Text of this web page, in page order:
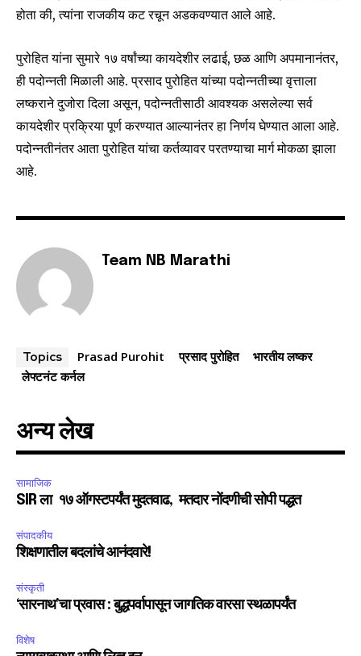
Join our community of
SUBSCRIBERS and be part of the
conversation.
To subscribe, simply enter your email address on our website
or click the subscribe button below. Don't worry, we respect
your privacy and won't spam your inbox. Your information is
Fans
होता की, त्यांना राजकीय कट रचून अडकवण्यात आले आहे.
पुरोहित यांना सुमारे १७ वर्षांच्या कायदेशीर लढाई, छळ आणि अपमानानंतर,
ही पदोन्नती मिळाली आहे. प्रसाद पुरोहित यांच्या पदोन्नतीच्या वृत्ताला
लष्कराने दुजोरा दिला असून, पदोन्नतीसाठी आवश्यक असलेल्या सर्व
कायदेशीर प्रक्रिया पूर्ण करण्यात आल्यानंतर हा निर्णय घेण्यात आला आहे.
पदोन्नतीनंतर आता पुरोहित यांचा कर्तव्यावर परतण्याचा मार्ग मोकळा झाला
आहे.
Team NB Marathi
Topics Prasad Purohit प्रसाद पुरोहित
भारतीय लष्कर
लेफ्टनंट कर्नल
अन्य लेख
सामाजिक
SIR ला १७ ऑगस्टपर्यंत मुदतवाढ, मतदार नोंदणीची सोपी पद्धत
संपादकीय
शिक्षणातील बदलांचे आनंदवारे!
संस्कृती
‘सारनाथ’चा प्रवास : बुद्धपर्वापासून जागतिक वारसा स्थळापर्यंत
विशेष